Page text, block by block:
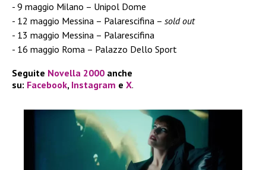
9 maggio Milano – Unipol Dome
12 maggio Messina – Palarescifina – sold out
13 maggio Messina – Palarescifina
16 maggio Roma – Palazzo Dello Sport
Seguite Novella 2000 anche
su: Facebook, Instagram e X.